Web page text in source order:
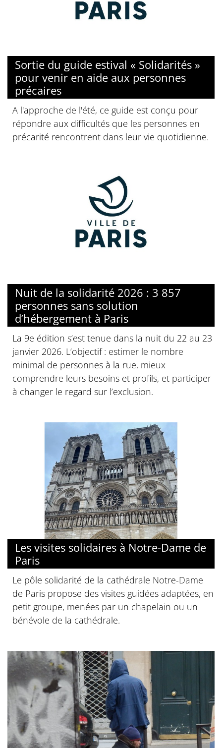
Sortie du guide estival « Solidarités »
pour venir en aide aux personnes
précaires
A l'approche de l'été, ce guide est conçu pour
répondre aux difficultés que les personnes en
précarité rencontrent dans leur vie quotidienne.
Nuit de la solidarité 2026 : 3 857
personnes sans solution
d’hébergement à Paris
La 9e édition s’est tenue dans la nuit du 22 au 23
janvier 2026. L’objectif : estimer le nombre
minimal de personnes à la rue, mieux
comprendre leurs besoins et profils, et participer
à changer le regard sur l’exclusion.
Les visites solidaires à Notre-Dame de
Paris
Le pôle solidarité de la cathédrale Notre-Dame
de Paris propose des visites guidées adaptées, en
petit groupe, menées par un chapelain ou un
bénévole de la cathédrale.